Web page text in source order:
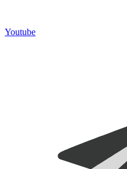
Youtube